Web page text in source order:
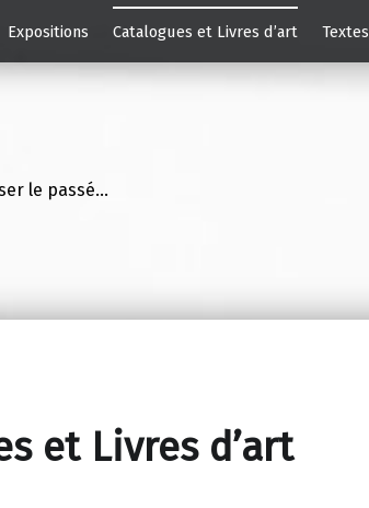
Expositions Catalogues et Livres d’art Textes
le passé…
et Livres d’art